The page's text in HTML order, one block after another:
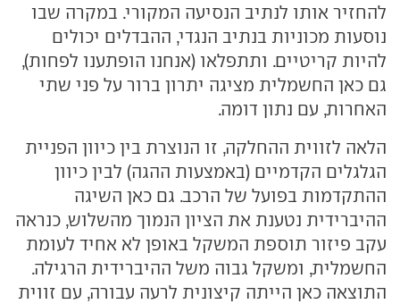
להחזיר אותו לנתיב הנסיעה המקורי. במקרה שבו
נוסעות מכוניות בנתיב הנגדי, ההבדלים יכולים
להיות קריטיים. ותתפלאו (אנחנו הופתענו לפחות),
גם כאן החשמלית מציגה יתרון ברור על פני שתי
האחרות, עם נתון דומה.
הלאה לזווית ההחלקה, זו הנוצרת בין כיוון הפניית
הגלגלים הקדמיים (באמצעות ההגה) לבין כיוון
ההתקדמות בפועל של הרכב. גם כאן השיגה
ההיברידית נטענת את הציון הנמוך מהשלוש, כנראה
עקב פיזור תוספת המשקל באופן לא אחיד לעומת
החשמלית, ומשקל גבוה משל ההיברידית הרגילה.
התוצאה כאן הייתה קיצונית לרעה עבורה, עם זווית